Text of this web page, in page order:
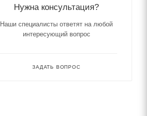
Нужна консультация?
Наши специалисты ответят на любой
интересующий вопрос
ЗАДАТЬ ВОПРОС